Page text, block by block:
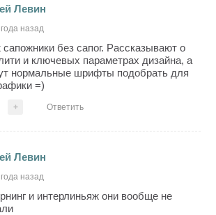
Левин
назад
без сапог. Рассказывают о
и ключевых параметрах дизайна, а
нормальные шрифты подобрать для
=)
+ Ответить
Левин
назад
и интерлиньяж они вообще не